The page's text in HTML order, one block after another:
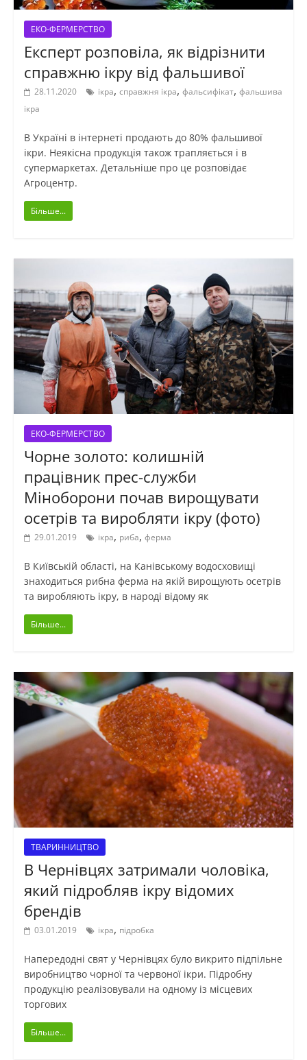
ЕКО-ФЕРМЕРСТВО
Експерт розповіла, як відрізнити
справжню ікру від фальшивої
28.11.2020 ікра, справжня ікра, фальсифікат, фальшива
ікра
В Україні в інтернеті продають до 80% фальшивої
ікри. Неякісна продукція також трапляється і в
супермаркетах. Детальніше про це розповідає
Агроцентр.
Більше...
ЕКО-ФЕРМЕРСТВО
Чорне золото: колишній
працівник прес-служби
Міноборони почав вирощувати
осетрів та виробляти ікру (фото)
29.01.2019 ікра, риба, ферма
В Київській області, на Канівському водосховищі
знаходиться рибна ферма на якій вирощують осетрів
та виробляють ікру, в народі відому як
Більше...
ТВАРИННИЦТВО
В Чернівцях затримали чоловіка,
який підробляв ікру відомих
брендів
03.01.2019 ікра, підробка
Напередодні свят у Чернівцях було викрито підпільне
виробництво чорної та червоної ікри. Підробну
продукцію реалізовували на одному із місцевих
торгових
Більше...